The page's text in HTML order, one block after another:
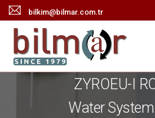
bilkim@bilmar.com.tr
KURUMSAL
ZYROEU-I
Water